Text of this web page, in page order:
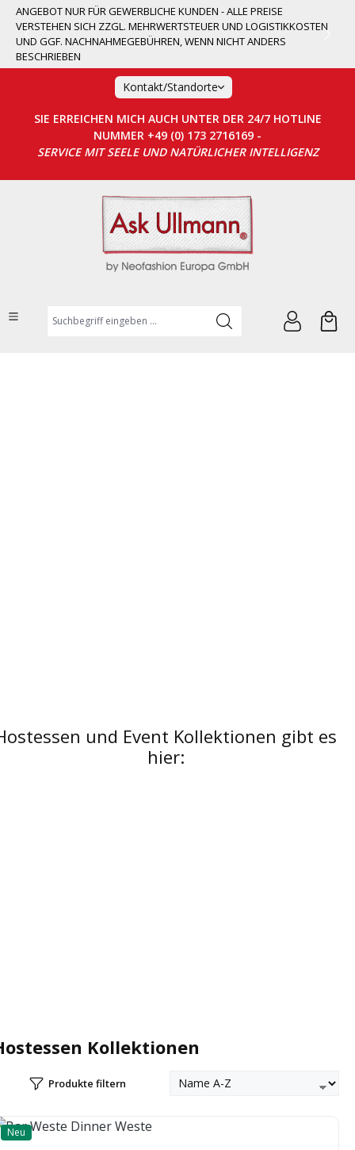
springen
ANGEBOT NUR FÜR GEWERBLICHE KUNDEN - ALLE PREISE
VERSTEHEN SICH ZZGL. MEHRWERTSTEUER UND LOGISTIKKOSTEN
UND GGF. NACHNAHMEGEBÜHREN, WENN NICHT ANDERS
BESCHRIEBEN
Kontakt/Standorte
SIE ERREICHEN MICH AUCH UNTER DER 24/7 HOTLINE
NUMMER +49 (0) 173 2716169 -
SERVICE MIT SEELE UND NATÜRLICHER INTELLIGENZ
Suchbegriff eingeben ...
und Event Kollektionen gibt es
hier:
Kollektionen
Produkte filtern
Neu